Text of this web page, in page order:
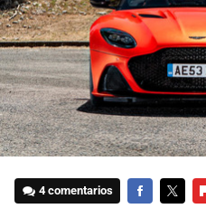
4 comentarios